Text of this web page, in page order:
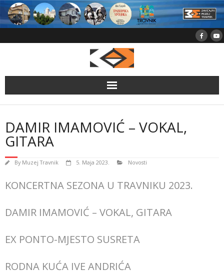
Skip
content
DAMIR IMAMOVIĆ – VOKAL,
GITARA
By Muzej Travnik 5. Maja 2023. Novosti
KONCERTNA SEZONA U TRAVNIKU 2023.
DAMIR IMAMOVIĆ – VOKAL, GITARA
EX PONTO-MJESTO SUSRETA
RODNA KUĆA IVE ANDRIĆA